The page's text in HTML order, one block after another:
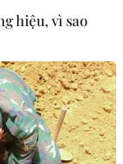
cáo
hiệu, vì sao